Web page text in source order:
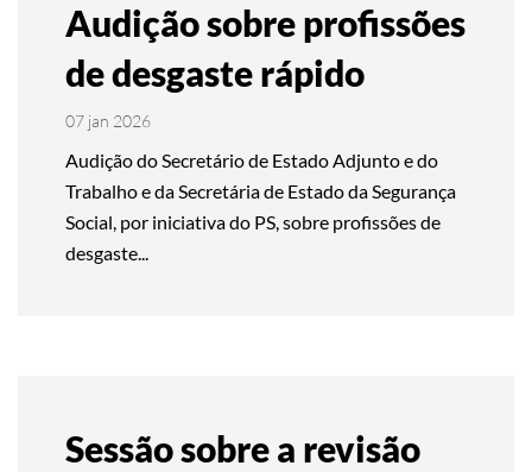
Audição sobre profissões
de desgaste rápido
07 jan 2026
Audição do Secretário de Estado Adjunto e do
Trabalho e da Secretária de Estado da Segurança
Social, por iniciativa do PS, sobre profissões de
desgaste...
Sessão sobre a revisão